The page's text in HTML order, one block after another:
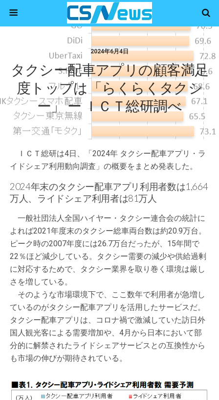
2024年6月4日
タクシー配車アプリの顧客満足
度トップは「らくらくタクシ
ー」 ー ＩＣＴ総研調べ
ＩＣＴ総研は4日、「2024年 タクシー配車アプリ・ラ
イドシェア利用動向調査」の概要をまとめ発表した。
2024年末のタクシー配車アプリ利用者数は1,664
万人、ライドシェア利用者は81万人
一般社団法人全国ハイヤー・タクシー連合会の統計に
よれば2021年度末のタクシー総車両台数は約20.9万台。
ピーク時の2007年度には26.7万台だったが、15年間で
22％ほど減少している。タクシー需要の減少や供給過剰
に対応するためで、タクシー業界を取り巻く環境は厳し
さを増している。
そのような市場環境下で、ここ数年で利用者が急増し
ているのがタクシー配車アプリを活用したサービスだ。
タクシー配車アプリは、コロナ禍で激減していた訪日外
国人観光客による需要増加や、4月から日本において部
分的に解禁されたライドシェアサービスとの互換性から
も市場の伸びが期待されている。